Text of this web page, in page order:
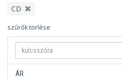
CD
szűrők törlése
ÁR